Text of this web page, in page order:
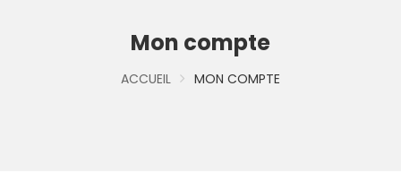
Mon compte
ACCUEIL MON COMPTE